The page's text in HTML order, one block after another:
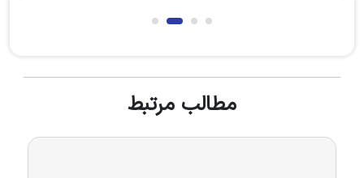
مطالب مرتبط